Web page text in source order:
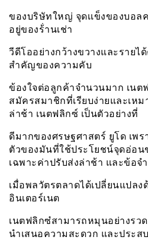
ของบริษัทใหญ่ จุดเเข็งของบอล
อยู่ของร้่านเช่า
วีดีโออย่างกว้างขวางและรายไ
สำคัญของความคับ
ข้องใจต่อลูกค้าจำนวนมาก เนต
สมัครสมาชิกที่เรียบง่ายและเห
ล่าช้า เนตฟลิกซ์ เป็นตัวอย่างที่
ดีมากของศรษฐศาสตร์ ยูโด เพ
ตัวของมันที่ใช้ประโยชน์จุดอ่อน
เฉพาะค่าปรับส่งล่าช้า และข้อจ
เมื่อพลวัตรตลาดได้เปลี่ยนแปล
อินเตอร์เนต
เนตฟลิกซ๋สามารถหมุนอย่างรว
นำเสนอความสะดวก และประ